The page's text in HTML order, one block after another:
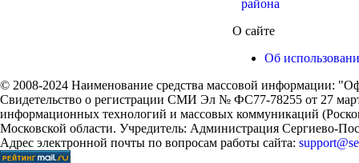
района
О сайте
Об
© 2008-2024 Наименование средства массовой информации:
Свидетельство о регистрации СМИ Эл № ФС77-78255 от 27
информационных технологий и массовых коммуникаций
Московской области. Учредитель: Администрация Сергиево-
Адрес электронной почты по вопросам работы сайта: